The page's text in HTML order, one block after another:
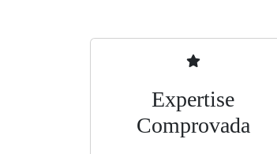
Expertise
Comprovada